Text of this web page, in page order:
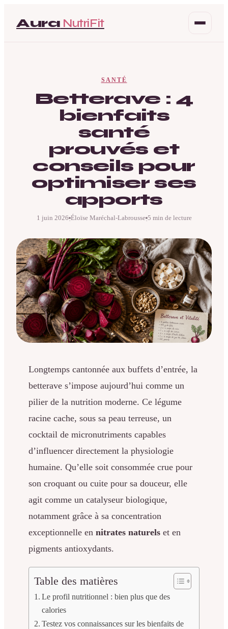
Aura NutriFit
SANTÉ
Betterave : 4
bienfaits
santé
prouvés et
conseils pour
optimiser ses
apports
1 juin 2026·Éloïse Maréchal-Labrousse·5 min de lecture
Longtemps cantonnée aux buffets d’entrée, la
betterave s’impose aujourd’hui comme un
pilier de la nutrition moderne. Ce légume
racine cache, sous sa peau terreuse, un
cocktail de micronutriments capables
d’influencer directement la physiologie
humaine. Qu’elle soit consommée crue pour
son croquant ou cuite pour sa douceur, elle
agit comme un catalyseur biologique,
notamment grâce à sa concentration
exceptionnelle en nitrates naturels et en
pigments antioxydants.
Table des matières
Le profil nutritionnel : bien plus que des
calories
Testez vos connaissances sur les bienfaits de